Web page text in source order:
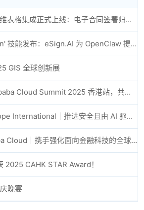
eSign.AI与Lark多维表格集成正式上线：电子合同签署归档全程自动化
'esign-automation' 技能发布：eSign.AI 为 OpenClaw 提供自动化电子签名能力
GIS 全球创新展
eSign.AI 出席 Alibaba Cloud Summit 2025 香港站，共同探讨 AI 驱动的云创新与数字信任未来
eSign.AI × Antelope International｜推进安全且由 AI 驱动的数字化工作流
eSign.AI × Alibaba Cloud｜携手强化面向金融科技的全球数字信任
2025 CAHK STAR Award！
晚宴